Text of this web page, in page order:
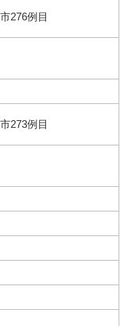
276例目
273例目